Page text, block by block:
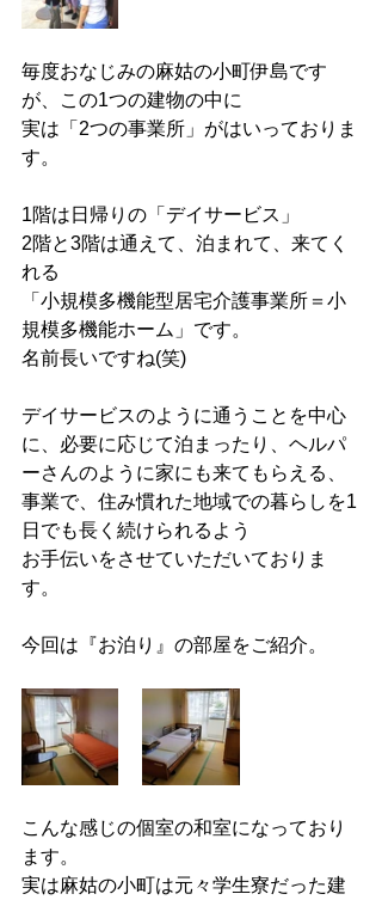
毎度おなじみの麻姑の小町伊島です
が、この1つの建物の中に
実は「2つの事業所」がはいっておりま
す。
1階は日帰りの「デイサービス」
2階と3階は通えて、泊まれて、来てく
れる
「小規模多機能型居宅介護事業所＝小
規模多機能ホーム」です。
名前長いですね(笑)
デイサービスのように通うことを中心
に、必要に応じて泊まったり、ヘルパ
ーさんのように家にも来てもらえる、
事業で、住み慣れた地域での暮らしを1
日でも長く続けられるよう
お手伝いをさせていただいておりま
す。
今回は『お泊り』の部屋をご紹介。
こんな感じの個室の和室になっており
ます。
実は麻姑の小町は元々学生寮だった建